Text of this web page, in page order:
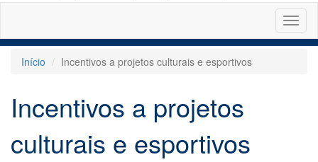
Início
Incentivos a projetos culturais e esportivos
Incentivos a projetos
culturais e esportivos